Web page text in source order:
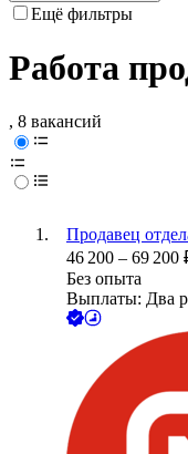
Ещё фильтры
Работа
, 8 вакансий
Продавец
46 200 – 69 200
Без опыта
Выплаты: Два